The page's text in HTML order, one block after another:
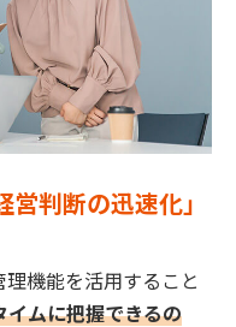
営判断の迅速化」
機能を活用すること
イムに把握できるの